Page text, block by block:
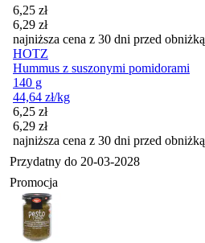
Cena promocyjna
6,25 zł
6,29 zł
najniższa cena z 30 dni przed obniżką
HOTZ
Hummus z suszonymi pomidorami
140 g
44,64 zł/kg
Cena promocyjna
6,25 zł
6,29 zł
najniższa cena z 30 dni przed obniżką
Przydatny do 20-03-2028
Promocja